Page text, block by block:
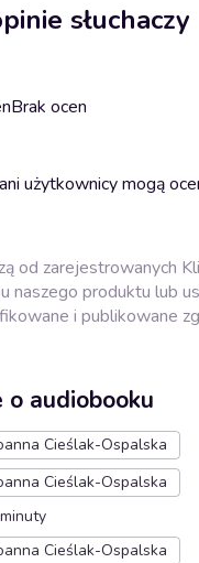
słuchaczy
Brak ocen
użytkownicy mogą
od zarejestrowanych
naszego produktu lub
i publikowane
o audiobooku
Cieślak-Ospalska
Cieślak-Ospalska
Cieślak-Ospalska